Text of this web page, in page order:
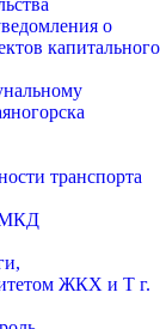
о
капитального
транспорта
МКД
ЖКХ и Т г.